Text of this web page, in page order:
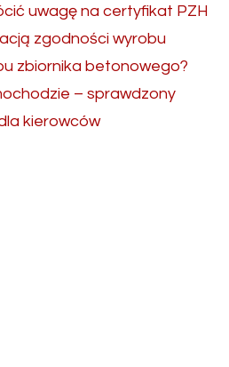
uwagę na certyfikat PZH
zgodności wyrobu
zbiornika betonowego?
– sprawdzony
kierowców